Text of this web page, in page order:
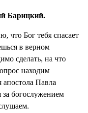
Барицкий.
что Бог тебя спасает
в верном
сделать, на что
находим
апостола Павла
за богослужением